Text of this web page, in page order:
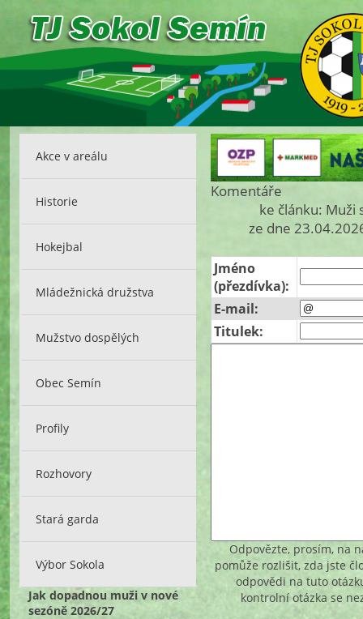
Akce v areálu
Historie
Hokejbal
Mládežnická družstva
Mužstvo dospělých
Obec Semín
Profily
Rozhovory
Stará garda
Výbor Sokola
Jak dopadnou muži v nové
sezóně 2026/27
Komentáře
ke článku: Muži
ze dne
Jméno
(přezdívka):
E-mail:
Titulek:
Odpovězte, prosím, na
pomůže rozlišit, zda jste
odpovědi na tuto
kontrolní otázka se